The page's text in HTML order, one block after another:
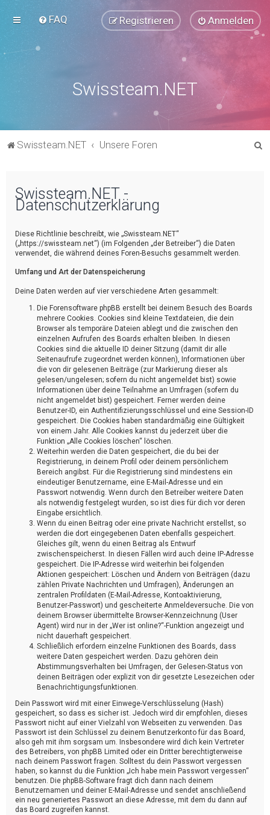
FAQ Anmelden
Registrieren
Swissteam.NET
Swissteam.NET Unsere Foren
Swissteam.NET -
Datenschutzerklärung
Diese Richtlinie beschreibt, wie „Swissteam.NET“
(„https://swissteam.net“) (im Folgenden „der Betreiber“) die Daten
verwendet, die während deines Foren-Besuchs gesammelt werden.
Umfang und Art der Datenspeicherung
Deine Daten werden auf vier verschiedene Arten gesammelt:
Die Forensoftware phpBB erstellt bei deinem Besuch des Boards
mehrere Cookies. Cookies sind kleine Textdateien, die dein
Browser als temporäre Dateien ablegt und die zwischen den
einzelnen Aufrufen des Boards erhalten bleiben. In diesen
Cookies sind die aktuelle ID deiner Sitzung (damit dir alle
Seitenaufrufe zugeordnet werden können), Informationen über
die von dir gelesenen Beiträge (zur Markierung dieser als
gelesen/ungelesen; sofern du nicht angemeldet bist) sowie
Informationen über deine Teilnahme an Umfragen (sofern du
nicht angemeldet bist) gespeichert. Ferner werden deine
Benutzer-ID, ein Authentifizierungsschlüssel und eine Session-ID
gespeichert. Die Cookies haben standardmäßig eine Gültigkeit
von einem Jahr. Alle Cookies kannst du jederzeit über die
Funktion „Alle Cookies löschen“ löschen.
Weiterhin werden die Daten gespeichert, die du bei der
Registrierung, in deinem Profil oder deinem persönlichem
Bereich angibst. Für die Registrierung sind mindestens ein
eindeutiger Benutzername, eine E-Mail-Adresse und ein
Passwort notwendig. Wenn durch den Betreiber weitere Daten
als notwendig festgelegt wurden, so ist dies für dich vor deren
Eingabe ersichtlich.
Wenn du einen Beitrag oder eine private Nachricht erstellst, so
werden die dort eingegebenen Daten ebenfalls gespeichert.
Gleiches gilt, wenn du einen Beitrag als Entwurf
zwischenspeicherst. In diesen Fällen wird auch deine IP-Adresse
gespeichert. Die IP-Adresse wird weiterhin bei folgenden
Aktionen gespeichert: Löschen und Ändern von Beiträgen (dazu
zählen Private Nachrichten und Umfragen), Änderungen an
zentralen Profildaten (E-Mail-Adresse, Kontoaktivierung,
Benutzer-Passwort) und gescheiterte Anmeldeversuche. Die von
deinem Browser übermittelte Browser-Kennzeichnung (User
Agent) wird nur in der „Wer ist online?“-Funktion angezeigt und
nicht dauerhaft gespeichert.
Schließlich erfordern einzelne Funktionen des Boards, dass
weitere Daten gespeichert werden. Dazu gehören dein
Abstimmungsverhalten bei Umfragen, der Gelesen-Status von
deinen Beiträgen oder explizit von dir gesetzte Lesezeichen oder
Benachrichtigungsfunktionen.
Dein Passwort wird mit einer Einwege-Verschlüsselung (Hash)
gespeichert, so dass es sicher ist. Jedoch wird dir empfohlen, dieses
Passwort nicht auf einer Vielzahl von Webseiten zu verwenden. Das
Passwort ist dein Schlüssel zu deinem Benutzerkonto für das Board,
also geh mit ihm sorgsam um. Insbesondere wird dich kein Vertreter
des Betreibers, von phpBB Limited oder ein Dritter berechtigterweise
nach deinem Passwort fragen. Solltest du dein Passwort vergessen
haben, so kannst du die Funktion „Ich habe mein Passwort vergessen“
benutzen. Die phpBB-Software fragt dich dann nach deinem
Benutzernamen und deiner E-Mail-Adresse und sendet anschließend
ein neu generiertes Passwort an diese Adresse, mit dem du dann auf
das Board zugreifen kannst.